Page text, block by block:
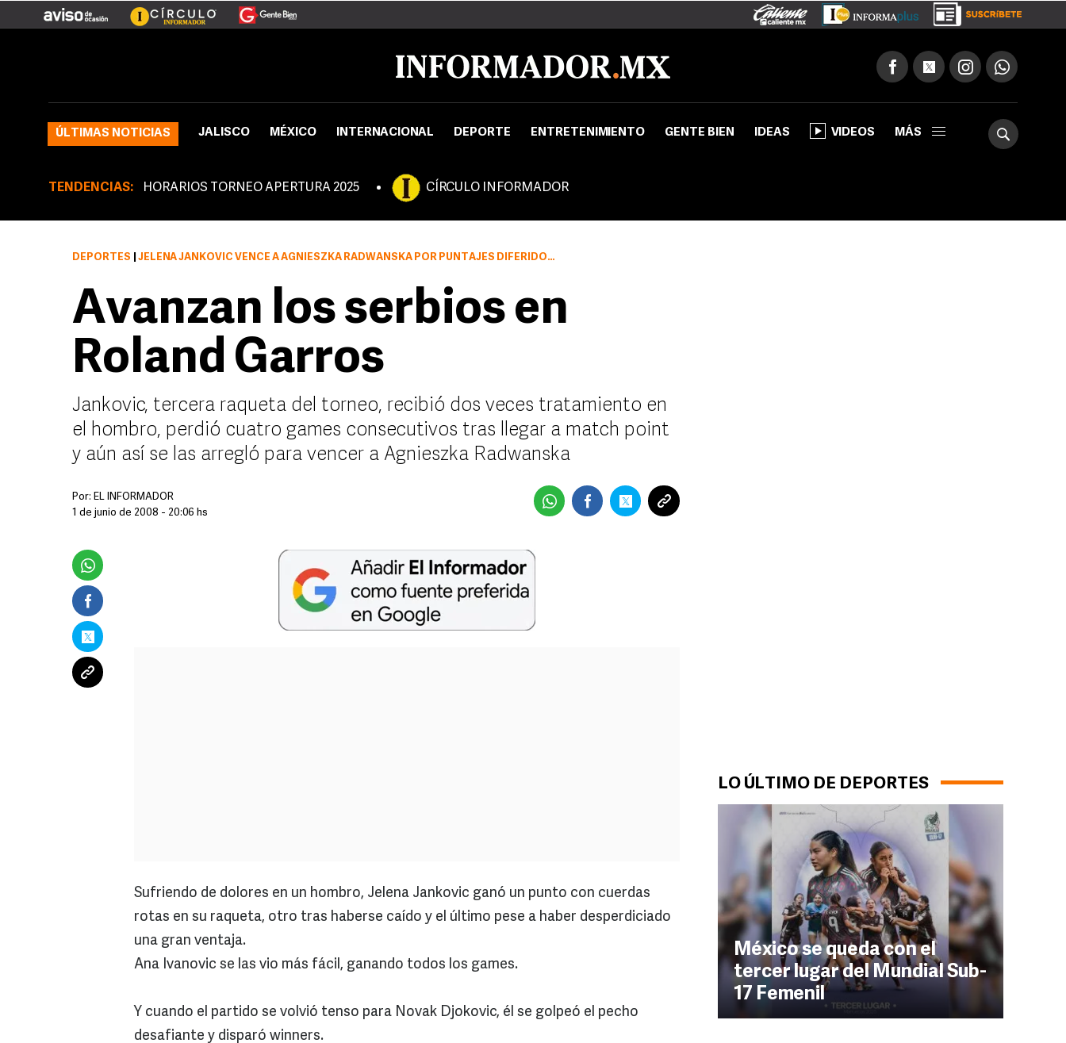
ÚLTIMAS NOTICIAS JALISCO MÉXICO INTERNACIONAL DEPORTE ENTRETENIMIENTO GENTE BIEN IDEAS VIDEOS MÁS
TENDENCIAS: HORARIOS TORNEO APERTURA 2025 CÍRCULO INFORMADOR
LO ÚLTIMO DE DEPORTES
México se queda con el
tercer lugar del Mundial Sub-
17 Femenil
DEPORTES JELENA JANKOVIC VENCE A AGNIESZKA RADWANSKA POR PUNTAJES DIFERIDOS DE 6-3 Y 7-6 (3).
Avanzan los serbios en
Roland Garros
Jankovic, tercera raqueta del torneo, recibió dos veces tratamiento en
el hombro, perdió cuatro games consecutivos tras llegar a match point
y aún así se las arregló para vencer a Agnieszka Radwanska
Por: EL INFORMADOR
1 de junio de 2008 - 20:06 hs
Sufriendo de dolores en un hombro, Jelena Jankovic ganó un punto con cuerdas
rotas en su raqueta, otro tras haberse caído y el último pese a haber desperdiciado
una gran ventaja.
Ana Ivanovic se las vio más fácil, ganando todos los games.
Y cuando el partido se volvió tenso para Novak Djokovic, él se golpeó el pecho
desafiante y disparó winners.